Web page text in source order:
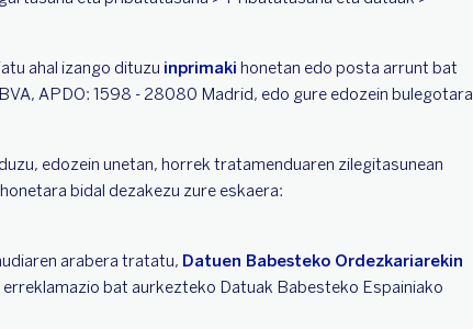
ahal izango dituzu inprimaki honetan edo posta arrunt bat
APDO: 1598 - 28080 Madrid, edo gure edozein bulegotara
edozein unetan, horrek tratamenduaren zilegitasunean
bidal dezakezu zure eskaera:
arabera tratatu, Datuen Babesteko Ordezkariarekin
bat aurkezteko Datuak Babesteko Espainiako